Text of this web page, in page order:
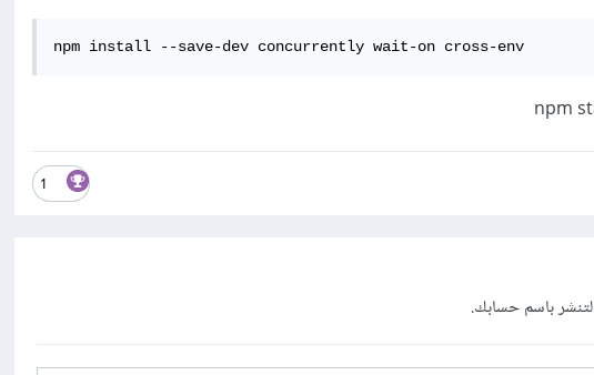
npm install --save-dev concurrently wait-on cross-env
1
لتنشر باسم حسابك.